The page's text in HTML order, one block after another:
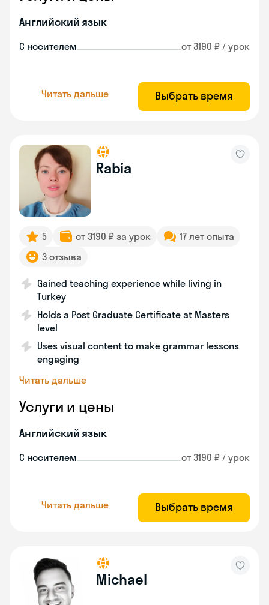
Английский язык
С носителем от 3190 ₽ / урок
Читать дальше Выбрать время
Rabia
5 от 3190 ₽ за урок
17 лет опыта
3 отзыва
Gained teaching experience while living in
Turkey
Holds a Post Graduate Certificate at Masters
level
Uses visual content to make grammar lessons
engaging
Читать дальше
Услуги и цены
Английский язык
С носителем от 3190 ₽ / урок
Читать дальше Выбрать время
Michael